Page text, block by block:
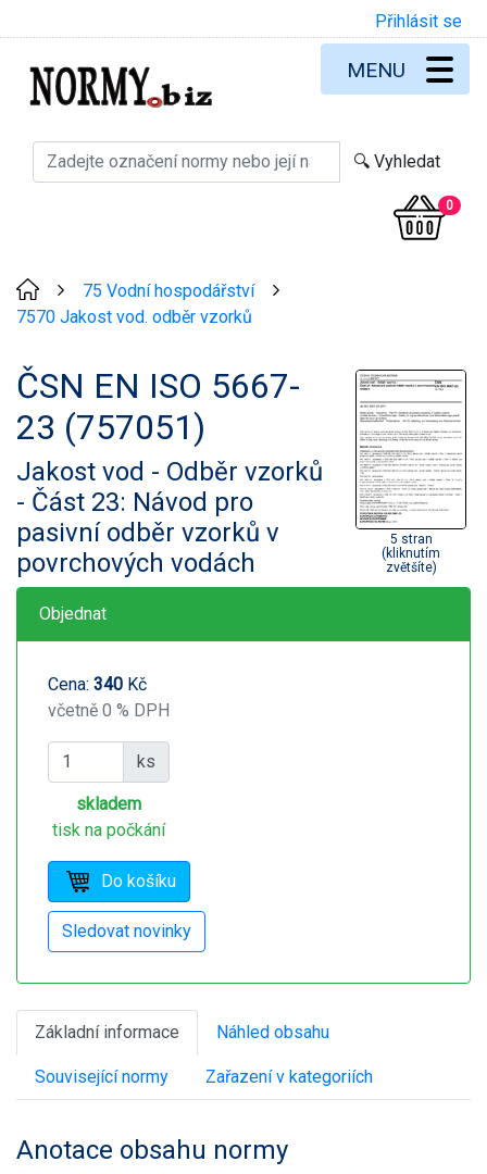
Přihlásit se
0
MENU
75 Vodní hospodářství
7570 Jakost vod. odběr vzorků
ČSN EN ISO 5667-
23 (757051)
Jakost vod - Odběr vzorků
- Část 23: Návod pro
pasivní odběr vzorků v
povrchových vodách
5 stran
(kliknutím
zvětšíte)
Objednat
Cena: 340 Kč
včetně 0 % DPH
ks
skladem
tisk na počkání
Základní informace Náhled obsahu
Související normy Zařazení v kategoriích
Anotace obsahu normy